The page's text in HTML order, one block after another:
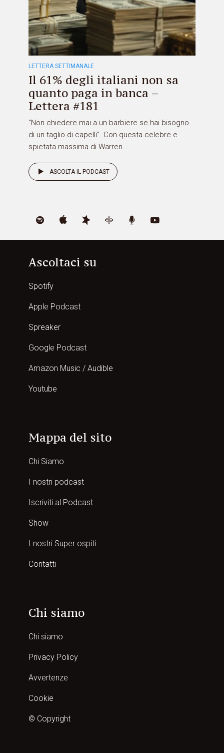
LETTERA SETTIMANALE
Il 61% degli italiani non sa
quanto paga in banca –
Lettera #181
“Non chiedere mai a un barbiere se hai bisogno
di un taglio di capelli”. Con questa celebre e
spietata massima di Warren...
ASCOLTA IL PODCAST
Ascoltaci su
Spotify
Apple Podcast
Spreaker
Google Podcast
Amazon Music / Audible
Youtube
Mappa del sito
Chi Siamo
I nostri podcast
Iscriviti al Podcast
Show
I nostri Super ospiti
Contatti
Chi siamo
Chi siamo
Privacy Policy
Avvertenze
Cookie
© Copyright